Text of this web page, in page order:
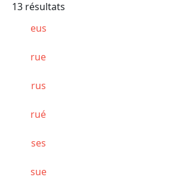
13 résultats
eus
rue
rus
rué
ses
sue